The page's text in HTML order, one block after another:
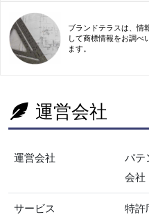
ブランドテラスは、情
して商標情報をお調べ
ます。
運営会社
運営会社
パテ
会社
サービス
特許